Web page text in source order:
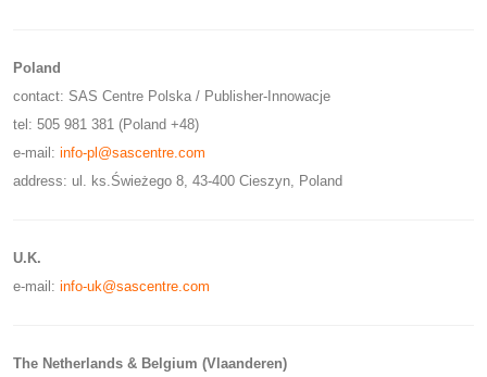
Poland
contact: SAS Centre Polska / Publisher-Innowacje
tel: 505 981 381 (Poland +48)
e-mail: info-pl@sascentre.com
address: ul. ks.Świeżego 8, 43-400 Cieszyn, Poland
U.K.
e-mail: info-uk@sascentre.com
The Netherlands & Belgium (Vlaanderen)